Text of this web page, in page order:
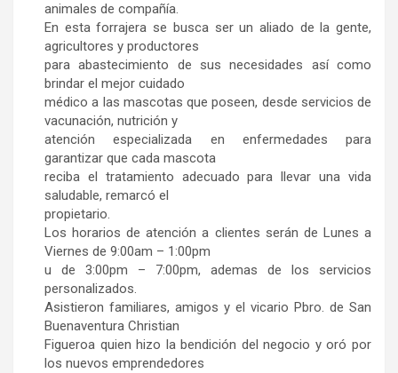
animales de compañía.
En esta forrajera se busca ser un aliado de la gente,
agricultores y productores
para abastecimiento de sus necesidades así como
brindar el mejor cuidado
médico a las mascotas que poseen, desde servicios de
vacunación, nutrición y
atención especializada en enfermedades para
garantizar que cada mascota
reciba el tratamiento adecuado para llevar una vida
saludable, remarcó el
propietario.
Los horarios de atención a clientes serán de Lunes a
Viernes de 9:00am – 1:00pm
u de 3:00pm – 7:00pm, ademas de los servicios
personalizados.
Asistieron familiares, amigos y el vicario Pbro. de San
Buenaventura Christian
Figueroa quien hizo la bendición del negocio y oró por
los nuevos emprendedores